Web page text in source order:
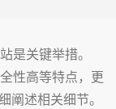
是关键举措。
性高等特点，更
阐述相关细节。